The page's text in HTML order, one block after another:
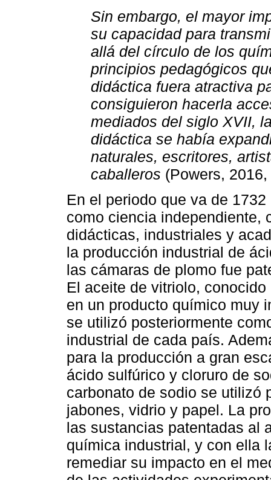
Sin embargo, el mayor
su capacidad para
allá del círculo de los
principios pedagógicos
didáctica fuera atractiva
consiguieron hacerla
mediados del siglo XVII,
didáctica se había
naturales, escritores,
caballeros (Powers,
En el periodo que va de
como ciencia independiente,
didácticas, industriales y
la producción industrial de
las cámaras de plomo fue
El aceite de vitriolo,
en un producto químico muy
se utilizó posteriormente
industrial de cada país.
para la producción a gran
ácido sulfúrico y cloruro de
carbonato de sodio se utilizó
jabones, vidrio y papel. La
las sustancias patentadas al
química industrial, y con ella
remediar su impacto en el